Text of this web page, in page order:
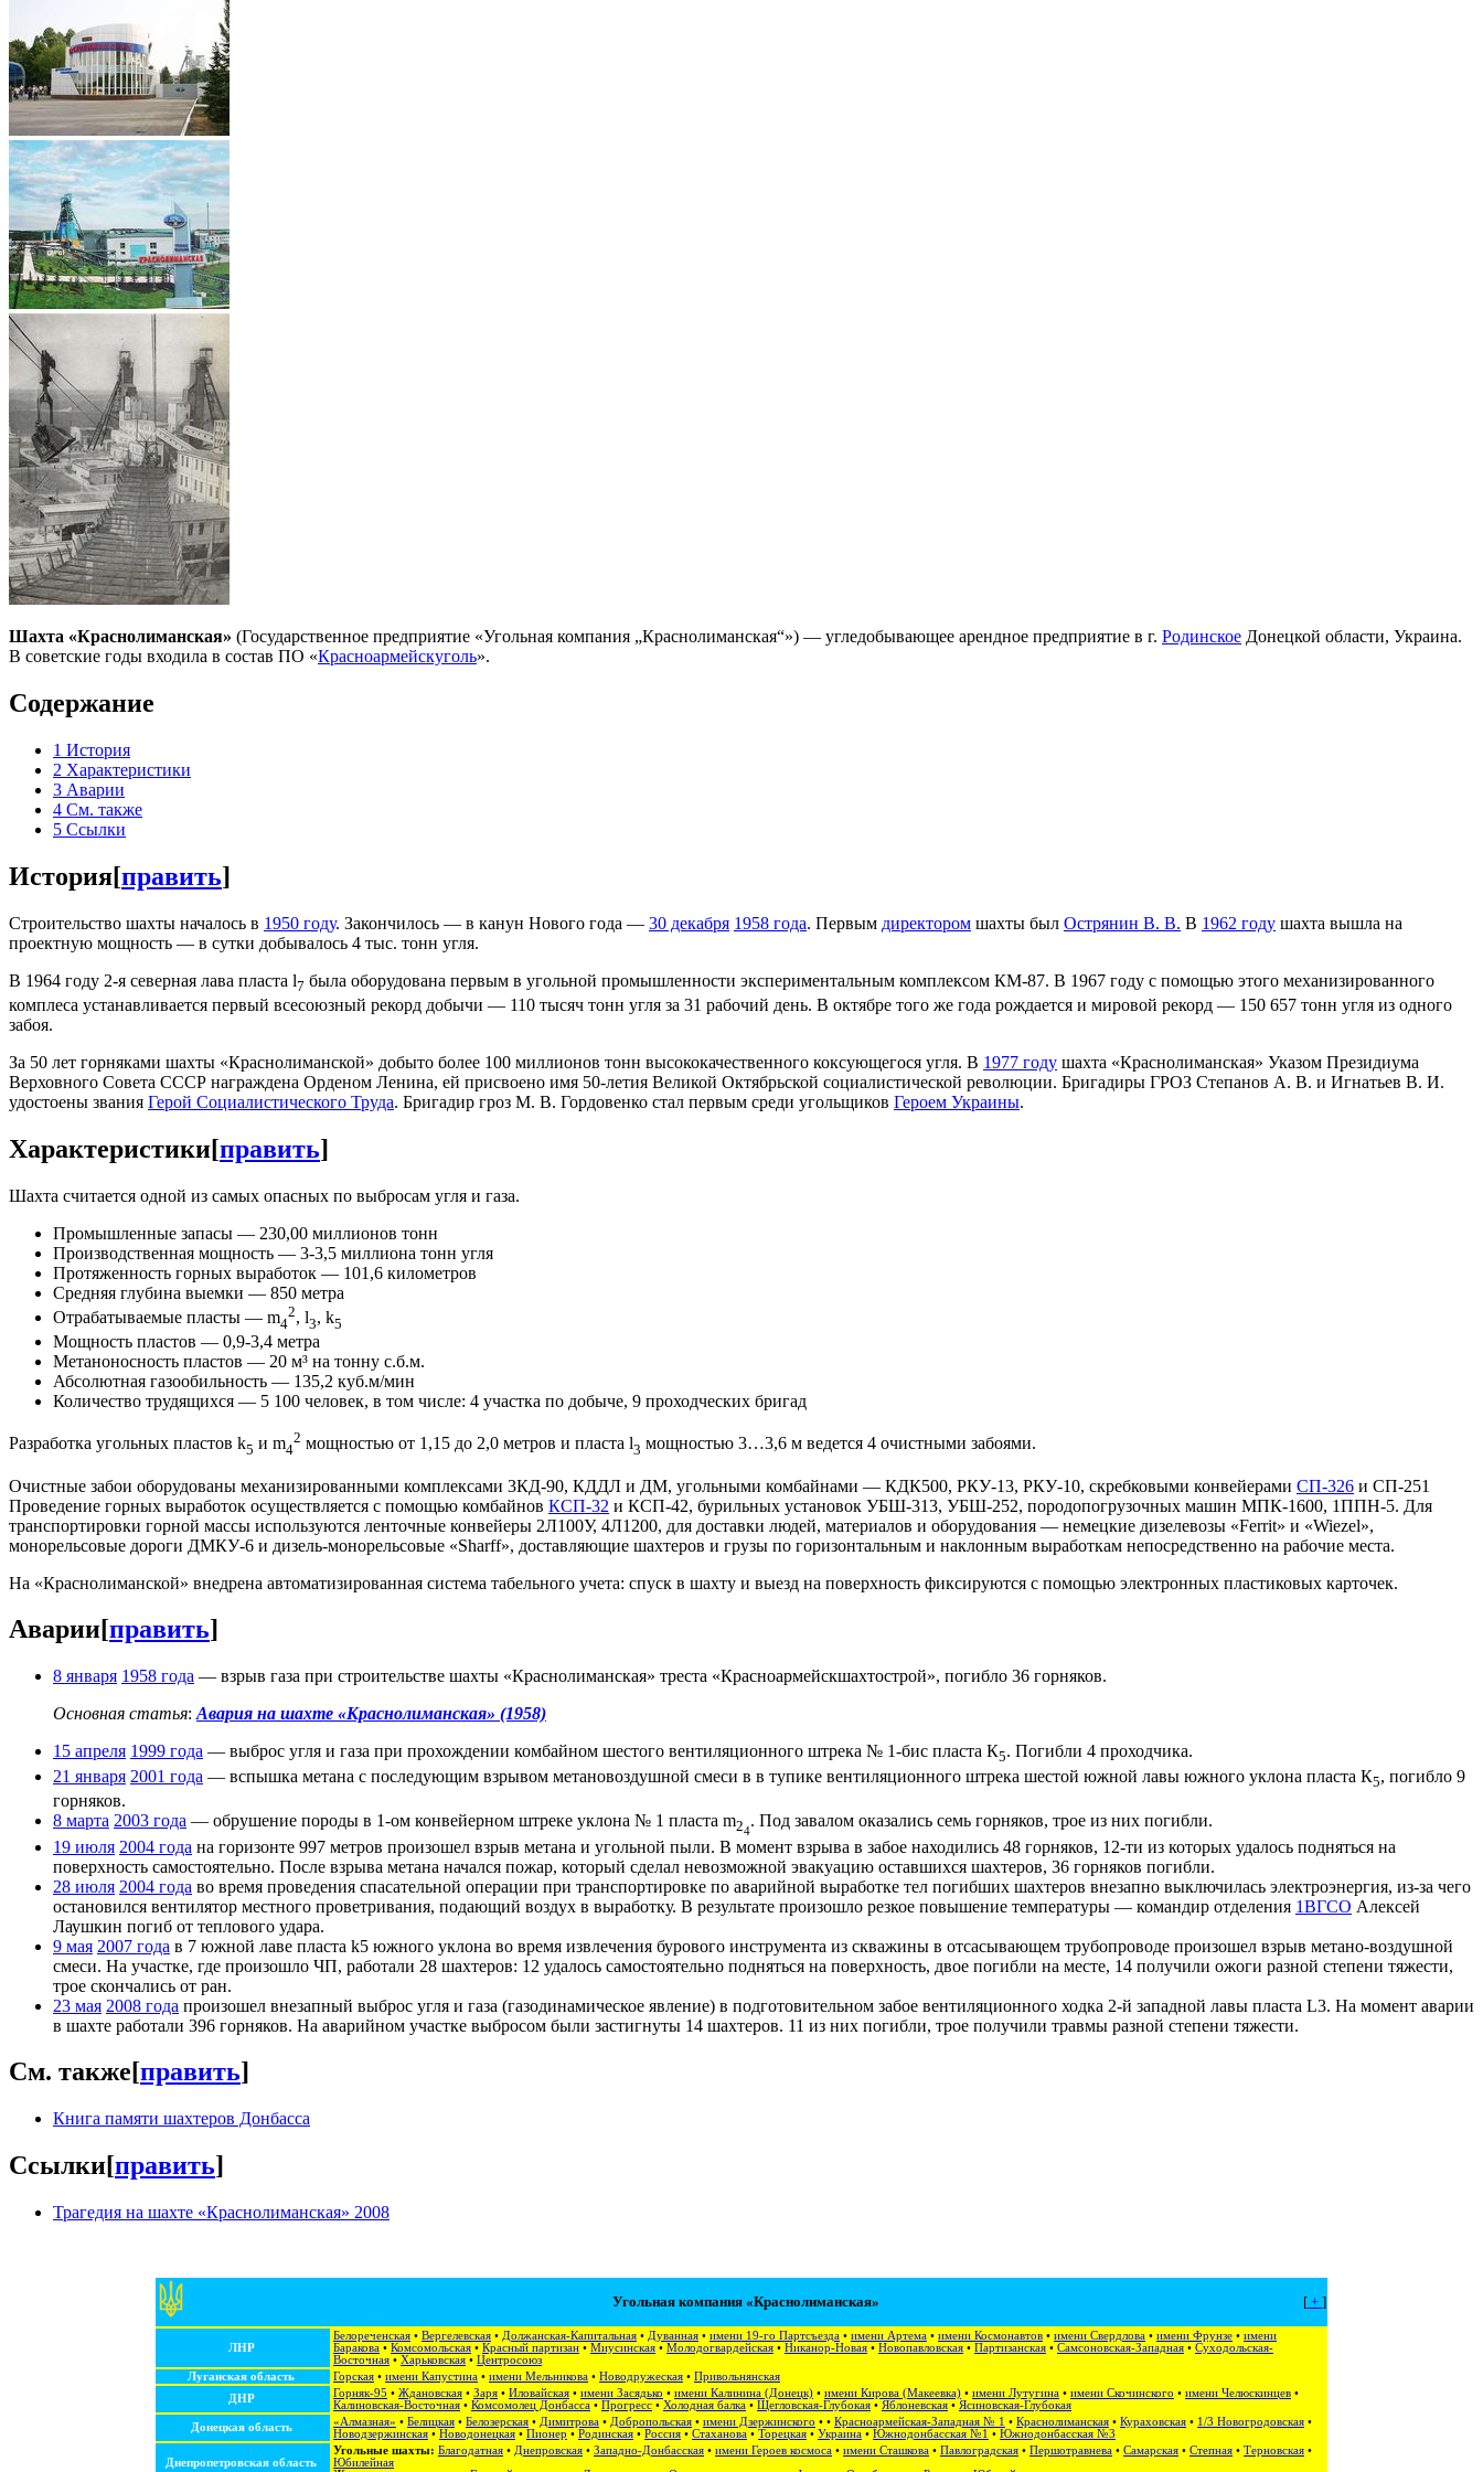
Шахта «Краснолиманская» (Государственное предприятие «Угольная компания „Краснолиманская“») — угледобывающее арендное предприятие в г. Родинское Донецкой области, Украина.
В советские годы входила в состав ПО «Красноармейскуголь».
Содержание
1 История
2 Характеристики
3 Аварии
4 См. также
5 Ссылки
История[править]
Строительство шахты началось в 1950 году. Закончилось — в канун Нового года — 30 декабря 1958 года. Первым директором шахты был Острянин В. В. В 1962 году шахта вышла на
проектную мощность — в сутки добывалось 4 тыс. тонн угля.
В 1964 году 2-я северная лава пласта l7 была оборудована первым в угольной промышленности экспериментальным комплексом КМ-87. В 1967 году с помощью этого механизированного
комплеса устанавливается первый всесоюзный рекорд добычи — 110 тысяч тонн угля за 31 рабочий день. В октябре того же года рождается и мировой рекорд — 150 657 тонн угля из одного
забоя.
За 50 лет горняками шахты «Краснолиманской» добыто более 100 миллионов тонн высококачественного коксующегося угля. В 1977 году шахта «Краснолиманская» Указом Президиума
Верховного Совета СССР награждена Орденом Ленина, ей присвоено имя 50-летия Великой Октябрьской социалистической революции. Бригадиры ГРОЗ Степанов А. В. и Игнатьев В. И.
удостоены звания Герой Социалистического Труда. Бригадир гроз М. В. Гордовенко стал первым среди угольщиков Героем Украины.
Характеристики[править]
Шахта считается одной из самых опасных по выбросам угля и газа.
Промышленные запасы — 230,00 миллионов тонн
Производственная мощность — 3-3,5 миллиона тонн угля
Протяженность горных выработок — 101,6 километров
Средняя глубина выемки — 850 метра
Отрабатываемые пласты — m4
2, l3, k5
Мощность пластов — 0,9-3,4 метра
Метаноносность пластов — 20 м³ на тонну с.б.м.
Абсолютная газообильность — 135,2 куб.м/мин
Количество трудящихся — 5 100 человек, в том числе: 4 участка по добыче, 9 проходческих бригад
Разработка угольных пластов k5 и m4
2 мощностью от 1,15 до 2,0 метров и пласта l3 мощностью 3…3,6 м ведется 4 очистными забоями.
Очистные забои оборудованы механизированными комплексами 3КД-90, КДДЛ и ДМ, угольными комбайнами — КДК500, РКУ-13, РКУ-10, скребковыми конвейерами СП-326 и СП-251
Проведение горных выработок осуществляется с помощью комбайнов КСП-32 и КСП-42, бурильных установок УБШ-313, УБШ-252, породопогрузочных машин МПК-1600, 1ППН-5. Для
транспортировки горной массы используются ленточные конвейеры 2Л100У, 4Л1200, для доставки людей, материалов и оборудования — немецкие дизелевозы «Ferrit» и «Wiezel»,
монорельсовые дороги ДМКУ-6 и дизель-монорельсовые «Sharff», доставляющие шахтеров и грузы по горизонтальным и наклонным выработкам непосредственно на рабочие места.
На «Краснолиманской» внедрена автоматизированная система табельного учета: спуск в шахту и выезд на поверхность фиксируются с помощью электронных пластиковых карточек.
Аварии[править]
8 января 1958 года — взрыв газа при строительстве шахты «Краснолиманская» треста «Красноармейскшахтострой», погибло 36 горняков.
Основная статья: Авария на шахте «Краснолиманская» (1958)
15 апреля 1999 года — выброс угля и газа при прохождении комбайном шестого вентиляционного штрека № 1-бис пласта К5. Погибли 4 проходчика.
21 января 2001 года — вспышка метана с последующим взрывом метановоздушной смеси в в тупике вентиляционного штрека шестой южной лавы южного уклона пласта К5, погибло 9
горняков.
8 марта 2003 года — обрушение породы в 1-ом конвейерном штреке уклона № 1 пласта m24
. Под завалом оказались семь горняков, трое из них погибли.
19 июля 2004 года на горизонте 997 метров произошел взрыв метана и угольной пыли. В момент взрыва в забое находились 48 горняков, 12-ти из которых удалось подняться на
поверхность самостоятельно. После взрыва метана начался пожар, который сделал невозможной эвакуацию оставшихся шахтеров, 36 горняков погибли.
28 июля 2004 года во время проведения спасательной операции при транспортировке по аварийной выработке тел погибших шахтеров внезапно выключилась электроэнергия, из-за чего
остановился вентилятор местного проветривания, подающий воздух в выработку. В результате произошло резкое повышение температуры — командир отделения 1ВГСО Алексей
Лаушкин погиб от теплового удара.
9 мая 2007 года в 7 южной лаве пласта k5 южного уклона во время извлечения бурового инструмента из скважины в отсасывающем трубопроводе произошел взрыв метано-воздушной
смеси. На участке, где произошло ЧП, работали 28 шахтеров: 12 удалось самостоятельно подняться на поверхность, двое погибли на месте, 14 получили ожоги разной степени тяжести,
трое скончались от ран.
23 мая 2008 года произошел внезапный выброс угля и газа (газодинамическое явление) в подготовительном забое вентиляционного ходка 2-й западной лавы пласта L3. На момент аварии
в шахте работали 396 горняков. На аварийном участке выбросом были застигнуты 14 шахтеров. 11 из них погибли, трое получили травмы разной степени тяжести.
См. также[править]
Книга памяти шахтеров Донбасса
Ссылки[править]
Трагедия на шахте «Краснолиманская» 2008
[ + ]
Угольная компания «Краснолиманская»
ЛНР
Белореченская • Вергелевская • Должанская-Капитальная • Дуванная • имени 19-го Партсъезда • имени Артема • имени Космонавтов • имени Свердлова • имени Фрунзе • имени
Баракова • Комсомольская • Красный партизан • Миусинская • Молодогвардейская • Никанор-Новая • Новопавловская • Партизанская • Самсоновская-Западная • Суходольская-
Восточная • Харьковская • Центросоюз
Луганская область
Горская • имени Капустина • имени Мельникова • Новодружеская • Привольнянская
ДНР
Горняк-95 • Ждановская • Заря • Иловайская • имени Засядько • имени Калинина (Донецк) • имени Кирова (Макеевка) • имени Лутугина • имени Скочинского • имени Челюскинцев •
Калиновская-Восточная • Комсомолец Донбасса • Прогресс • Холодная балка • Щегловская-Глубокая • Яблоневская • Ясиновская-Глубокая
Донецкая область
«Алмазная» • Белицкая • Белозерская • Димитрова • Добропольская • имени Дзержинского • • Красноармейская-Западная № 1 • Краснолиманская • Кураховская • 1/3 Новогродовская •
Новодзержинская • Новодонецкая • Пионер • Родинская • Россия • Стаханова • Торецкая • Украина • Южнодонбасская №1 • Южнодонбасская №3
Днепропетровская область
Угольные шахты: Благодатная • Днепровская • Западно-Донбасская • имени Героев космоса • имени Сташкова • Павлоградская • Першотравнева • Самарская • Степная • Терновская •
Юбилейная